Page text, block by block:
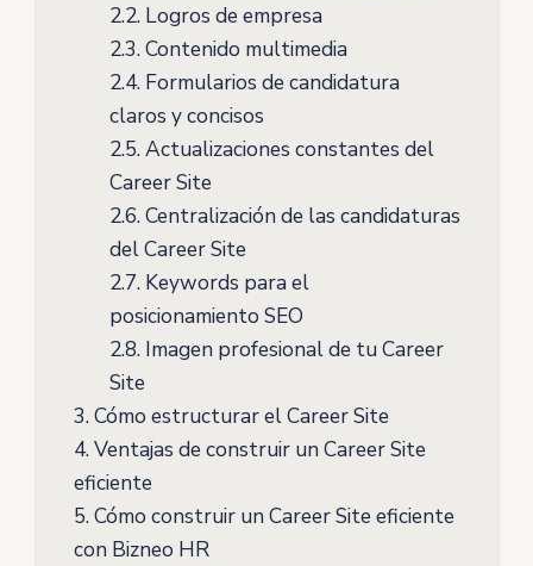
2.2.Logros de empresa
2.3.Contenido multimedia
2.4.Formularios de candidatura
claros y concisos
2.5.Actualizaciones constantes del
Career Site
2.6.Centralización de las candidaturas
del Career Site
2.7.Keywords para el
posicionamiento SEO
2.8.Imagen profesional de tu Career
Site
3.Cómo estructurar el Career Site
4.Ventajas de construir un Career Site
eficiente
5.Cómo construir un Career Site eficiente
con Bizneo HR